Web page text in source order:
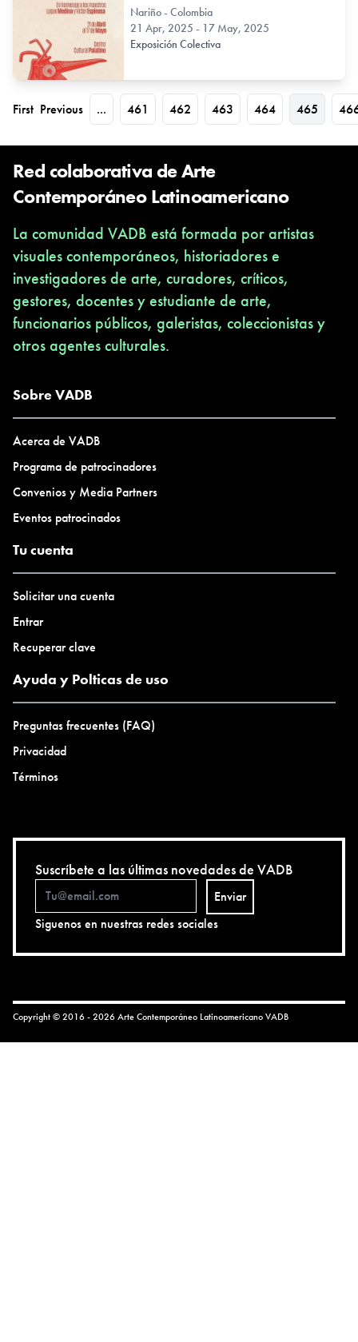
Nariño - Colombia
21 Apr, 2025 - 17 May, 2025
Exposición Colectiva
First Previous ... 461 462 463 464 465
Red colaborativa de Arte
Contemporáneo Latinoamericano
La comunidad VADB está formada por artistas
visuales contemporáneos, historiadores e
investigadores de arte, curadores, críticos,
gestores, docentes y estudiante de arte,
funcionarios públicos, galeristas, coleccionistas y
otros agentes culturales.
Sobre VADB
Acerca de VADB
Programa de patrocinadores
Convenios y Media Partners
Eventos patrocinados
Tu cuenta
Solicitar una cuenta
Entrar
Recuperar clave
Ayuda y Polticas de uso
Preguntas frecuentes (FAQ)
Privacidad
Términos
Suscríbete a las últimas novedades de VADB
Enviar
Siguenos en nuestras redes sociales
Copyright © 2016 - 2026 Arte Contemporáneo LatinoamericanoVADB